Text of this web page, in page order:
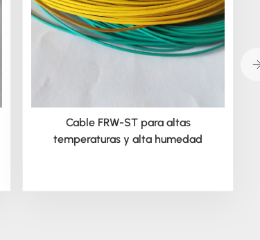
Cable FRW-ST para altas
temperaturas y alta humedad